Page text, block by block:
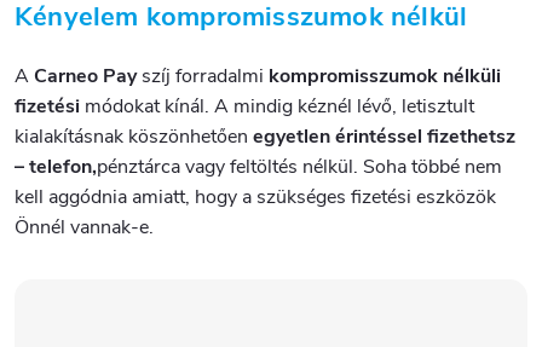
Kényelem kompromisszumok nélkül
ACarneo Payszíj forradalmi kompromisszumok nélküli
fizetési módokat kínál. A mindig kéznél lévő, letisztult
kialakításnak köszönhetően egyetlen érintéssel fizethetsz
– telefon,pénztárca vagy feltöltés nélkül. Soha többé nem
kell aggódnia amiatt, hogy a szükséges fizetési eszközök
Önnél vannak-e.